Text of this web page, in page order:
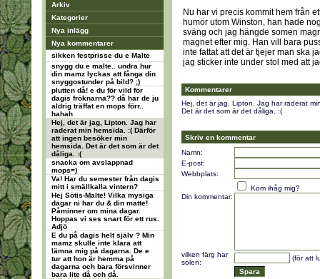
Arkiv
Kategorier
Nya inlägg
Nya kommentarer
sikken festprisse du e Malte
snygg du e malte.. undra hur
din mamz lyckas att fånga din
snyggostunder på bild? ;)
plutten då! e du för vild för
dagis fröknarna?? då har de ju
aldrig träffat en mops förr..
hahah
Hej, det är jag, Lipton. Jag har
raderat min hemsida. :( Därför
att ingen besöker min
hemsida. Det är det som är det
dåliga. :(
snacka om avslappnad
mops=)
Va! Har du semester från dagis
mitt i smällkalla vintern?
Hej Sötis-Malte! Vilka mysiga
dagar ni har du & din matte!
Påminner om mina dagar.
Hoppas vi ses snart för ett rus.
Adjö
E du på dagis helt själv ? Min
mamz skulle inte klara att
lämna mig på dagarna. De e
tur att hon är hemma på
dagarna och bara försvinner
bara lite då och då.
Nu har vi precis kommit hem från
humör utom Winston, han hade
sväng och jag hängde somen
magnet efter mig. Han vill bara
inte fattat att det är tjejer man ska
jag sticker inte under stol med att
Kommentarer
Hej, det är jag, Lipton. Jag har raderat
Det är det som är det dåliga. :(
Skriv en kommentar
Namn:
E-post:
Webbplats:
Kom ihåg mig?
Din kommentar:
vilken färg har
solen:
(för att